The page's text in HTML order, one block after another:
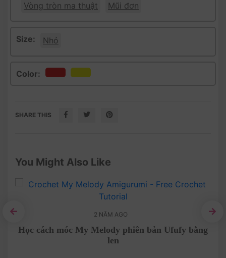
Vòng tròn ma thuật
Mũi đơn
Size: Nhỏ
Color:
SHARE THIS
You Might Also Like
2 NĂM AGO
Học cách móc My Melody phiên bản Ufufy bằng
len